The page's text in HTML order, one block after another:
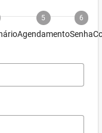
5
Agendamento
6
Senha